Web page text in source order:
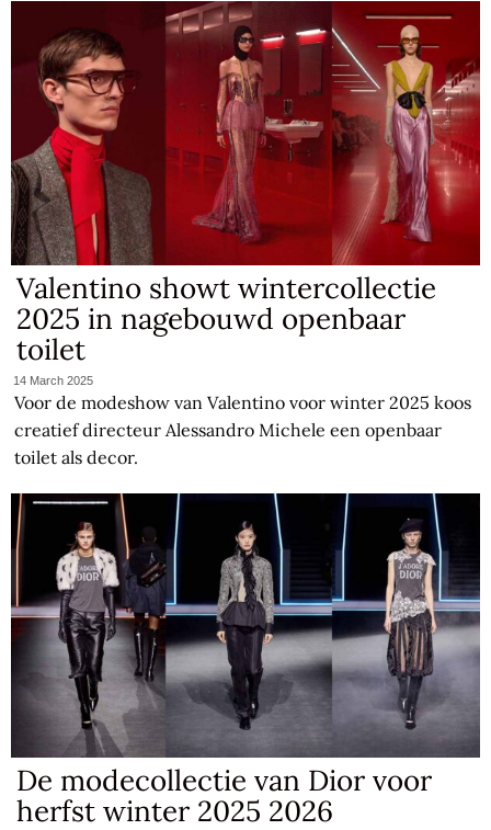
Valentino showt wintercollectie
2025 in nagebouwd openbaar
toilet
14 March 2025
Voor de modeshow van Valentino voor winter 2025 koos
creatief directeur Alessandro Michele een openbaar
toilet als decor.
De modecollectie van Dior voor
herfst winter 2025 2026